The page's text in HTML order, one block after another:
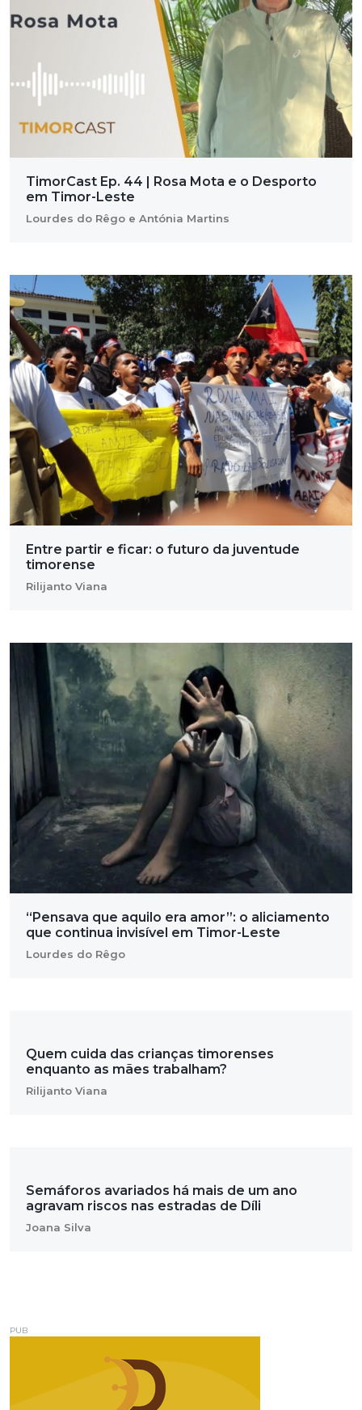
TimorCast Ep. 44 | Rosa Mota e o Desporto
em Timor-Leste
Lourdes do Rêgo e Antónia Martins
Entre partir e ficar: o futuro da juventude
timorense
Rilijanto Viana
“Pensava que aquilo era amor”: o aliciamento
que continua invisível em Timor-Leste
Lourdes do Rêgo
Quem cuida das crianças timorenses
enquanto as mães trabalham?
Rilijanto Viana
Semáforos avariados há mais de um ano
agravam riscos nas estradas de Díli
Joana Silva
PUB